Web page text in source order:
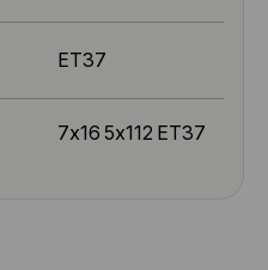
ET37
7x16 5x112 ET37